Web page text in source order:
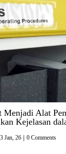
Menjadi Alat
Kejelasan
Jan, 26 0 Comments